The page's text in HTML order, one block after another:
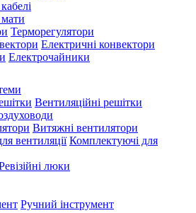
мати
Терморегулятори
Електричні конвектори
Електрочайники
Вентиляційні решітки
Витяжні вентилятори
Комплектуючі для
люки
Ручний інструмент